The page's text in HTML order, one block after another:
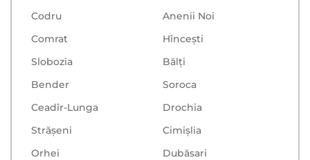
Codru
Anenii Noi
Comrat
Hînceşti
Slobozia
Bălţi
Bender
Soroca
Ceadîr-Lunga
Drochia
Strășeni
Cimișlia
Orhei
Dubăsari